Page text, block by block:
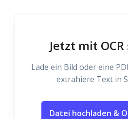
Jetzt mit
Lade ein Bild oder eine
extrahiere Text in
Datei hochladen &